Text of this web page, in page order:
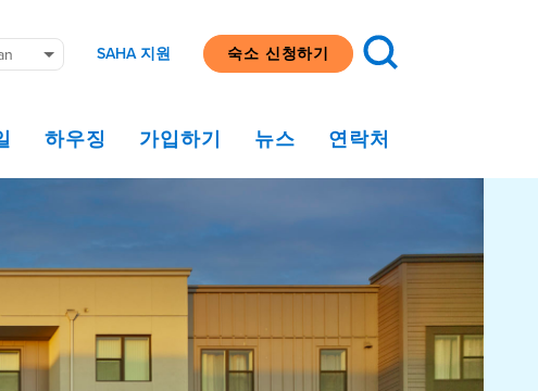
SAHA 지원 숙소 신청하기
하우징 가입하기 뉴스 연락처